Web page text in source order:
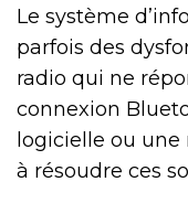
Le système
parfois des
radio qui ne
connexion
logicielle ou
à résoudre ces